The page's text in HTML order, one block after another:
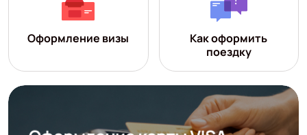
Оформление визы
Как оформить
поездку